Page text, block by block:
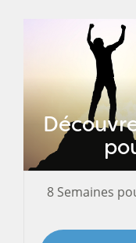
8 Semaines